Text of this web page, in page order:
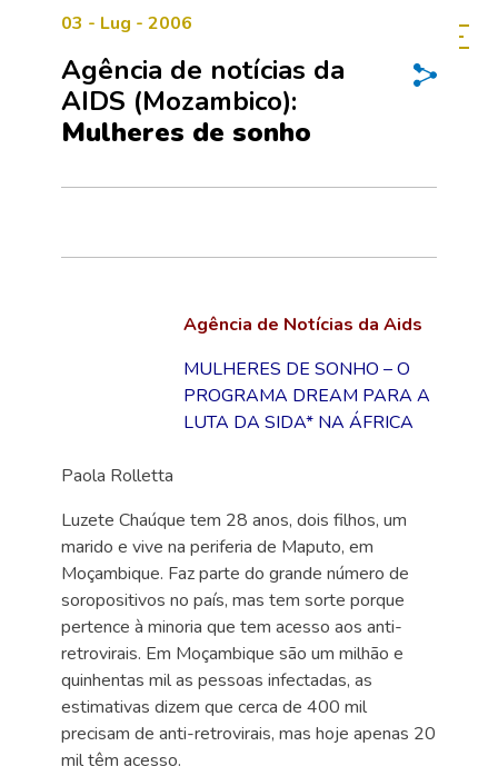
03 - Lug - 2006
Agência de notícias da
AIDS (Mozambico):
Mulheres de sonho
Agência de Notícias da Aids
MULHERES DE SONHO – O
PROGRAMA DREAM PARA A
LUTA DA SIDA* NA ÁFRICA
Paola Rolletta
Luzete Chaúque tem 28 anos, dois filhos, um
marido e vive na periferia de Maputo, em
Moçambique. Faz parte do grande número de
soropositivos no país, mas tem sorte porque
pertence à minoria que tem acesso aos anti-
retrovirais. Em Moçambique são um milhão e
quinhentas mil as pessoas infectadas, as
estimativas dizem que cerca de 400 mil
precisam de anti-retrovirais, mas hoje apenas 20
mil têm acesso.